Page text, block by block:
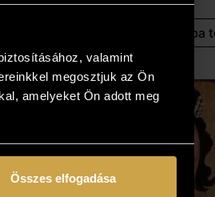
valamint
megosztjuk az Ön
amelyeket Ön adott meg
Összes elfogadása
Kosárba